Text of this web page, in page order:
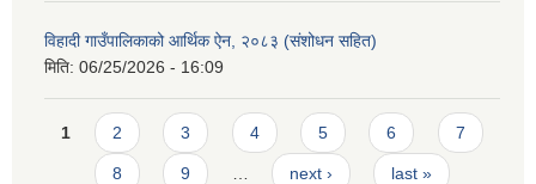
विहादी गाउँपालिकाको आर्थिक ऐन, २०८३ (संशोधन सहित)
मिति: 06/25/2026 - 16:09
Pages
1 2 3 4 5 6 7
8 9 next › last »